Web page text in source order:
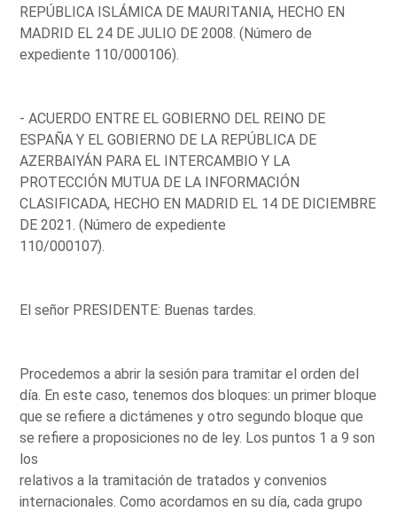
REPÚBLICA ISLÁMICA DE MAURITANIA, HECHO EN
MADRID EL 24 DE JULIO DE 2008. (Número de
expediente 110/000106).
- ACUERDO ENTRE EL GOBIERNO DEL REINO DE
ESPAÑA Y EL GOBIERNO DE LA REPÚBLICA DE
AZERBAIYÁN PARA EL INTERCAMBIO Y LA
PROTECCIÓN MUTUA DE LA INFORMACIÓN
CLASIFICADA, HECHO EN MADRID EL 14 DE DICIEMBRE
DE 2021. (Número de expediente
110/000107).
El señor PRESIDENTE: Buenas tardes.
Procedemos a abrir la sesión para tramitar el orden del
día. En este caso, tenemos dos bloques: un primer bloque
que se refiere a dictámenes y otro segundo bloque que
se refiere a proposiciones no de ley. Los puntos 1 a 9 son
los
relativos a la tramitación de tratados y convenios
internacionales. Como acordamos en su día, cada grupo